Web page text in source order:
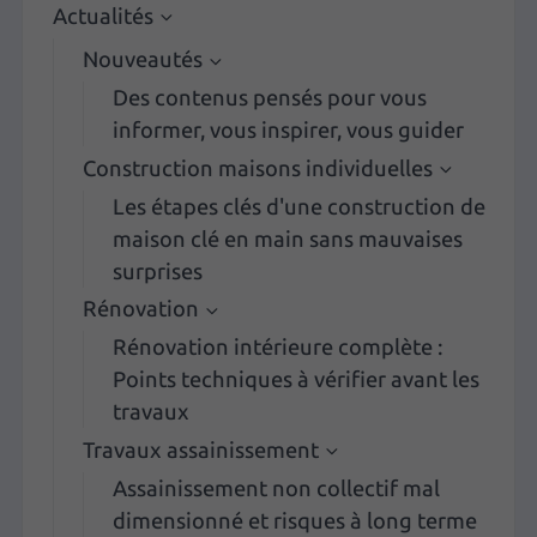
Actualités
Nouveautés
Des contenus pensés pour vous
informer, vous inspirer, vous guider
Construction maisons individuelles
Les étapes clés d'une construction de
maison clé en main sans mauvaises
surprises
Rénovation
Rénovation intérieure complète :
Points techniques à vérifier avant les
travaux
Travaux assainissement
Assainissement non collectif mal
dimensionné et risques à long terme